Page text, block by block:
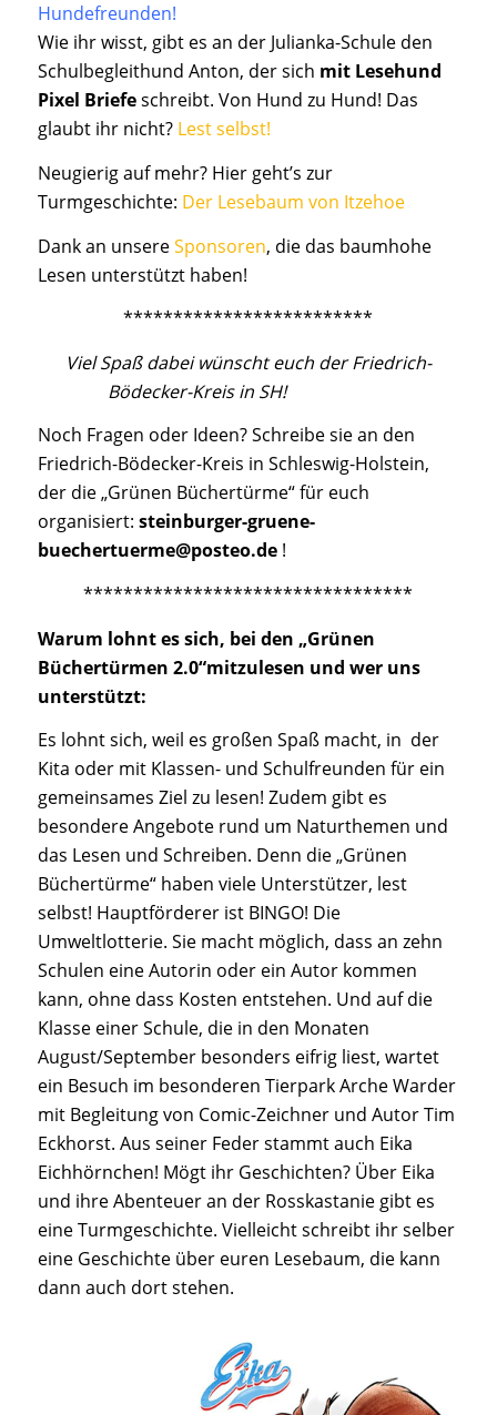
Hundefreunden!
Wie ihr wisst, gibt es an der Julianka-Schule den
Schulbegleithund Anton, der sich mit Lesehund
Pixel Briefeschreibt. Von Hund zu Hund! Das
glaubt ihr nicht? Lest selbst!
Neugierig auf mehr? Hier geht’s zur
Turmgeschichte: Der Lesebaum von Itzehoe
Dank an unsereSponsoren, die das baumhohe
Lesen unterstützt haben!
*************************
Viel Spaß dabei wünscht euch der Friedrich-
Bödecker-Kreis in SH!
Noch Fragen oder Ideen? Schreibe sie an den
Friedrich-Bödecker-Kreis in Schleswig-Holstein,
der die „Grünen Büchertürme“ für euch
organisiert: steinburger-gruene-
buechertuerme@posteo.de!
*********************************
Warum lohnt es sich, bei den „Grünen
Büchertürmen 2.0“mitzulesen und wer uns
unterstützt:
Es lohnt sich, weil es großen Spaß macht, in der
Kita oder mit Klassen- und Schulfreunden für ein
gemeinsames Ziel zu lesen! Zudem gibt es
besondere Angebote rund um Naturthemen und
das Lesen und Schreiben. Denn die „Grünen
Büchertürme“ haben viele Unterstützer, lest
selbst! Hauptförderer ist BINGO! Die
Umweltlotterie. Sie macht möglich, dass an zehn
Schulen eine Autorin oder ein Autor kommen
kann, ohne dass Kosten entstehen. Und auf die
Klasse einer Schule, die in den Monaten
August/September besonders eifrig liest, wartet
ein Besuch im besonderen Tierpark Arche Warder
mit Begleitung von Comic-Zeichner und Autor Tim
Eckhorst. Aus seiner Feder stammt auch Eika
Eichhörnchen! Mögt ihr Geschichten? Über Eika
und ihre Abenteuer an der Rosskastanie gibt es
eine Turmgeschichte. Vielleicht schreibt ihr selber
eine Geschichte über euren Lesebaum, die kann
dann auch dort stehen.